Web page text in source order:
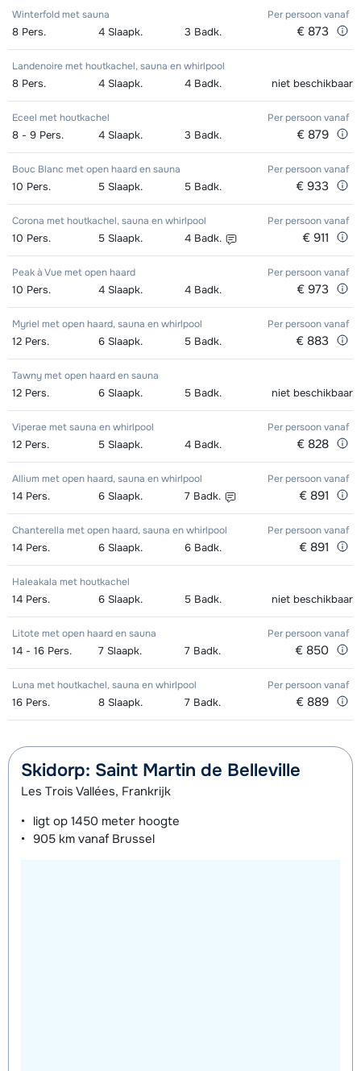
Winterfold met sauna Per persoonvanaf
8 Pers. 4 Slaapk. 3 Badk. € 873
Landenoire met houtkachel, sauna en whirlpool
8 Pers. 4 Slaapk. 4 Badk. niet beschikbaar
Eceel met houtkachel Per persoonvanaf
8 - 9 Pers. 4 Slaapk. 3 Badk. € 879
Bouc Blanc met open haard en sauna Per persoonvanaf
10 Pers. 5 Slaapk. 5 Badk. € 933
Corona met houtkachel, sauna en whirlpool Per persoonvanaf
10 Pers. 5 Slaapk. 4 Badk. € 911
Peak à Vue met open haard Per persoonvanaf
10 Pers. 4 Slaapk. 4 Badk. € 973
Myriel met open haard, sauna en whirlpool Per persoonvanaf
12 Pers. 6 Slaapk. 5 Badk. € 883
Tawny met open haard en sauna
12 Pers. 6 Slaapk. 5 Badk. niet beschikbaar
Viperae met sauna en whirlpool Per persoonvanaf
12 Pers. 5 Slaapk. 4 Badk. € 828
Allium met open haard, sauna en whirlpool Per persoonvanaf
14 Pers. 6 Slaapk. 7 Badk. € 891
Chanterella met open haard, sauna en whirlpool Per persoonvanaf
14 Pers. 6 Slaapk. 6 Badk. € 891
Haleakala met houtkachel
14 Pers. 6 Slaapk. 5 Badk. niet beschikbaar
Litote met open haard en sauna Per persoonvanaf
14 - 16 Pers. 7 Slaapk. 7 Badk. € 850
Luna met houtkachel, sauna en whirlpool Per persoonvanaf
16 Pers. 8 Slaapk. 7 Badk. € 889
Skidorp: Saint Martin de Belleville
Les Trois Vallées, Frankrijk
ligt op 1450 meter hoogte
905 km vanaf Brussel